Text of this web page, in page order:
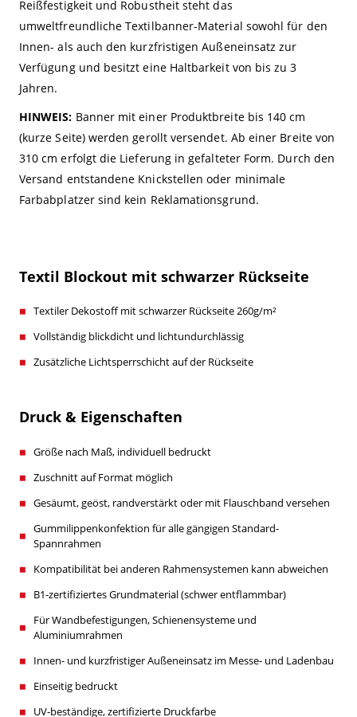
Reißfestigkeit und Robustheit steht das
umweltfreundliche Textilbanner-Material sowohl für den
Innen- als auch den kurzfristigen Außeneinsatz zur
Verfügung und besitzt eine Haltbarkeit von bis zu 3
Jahren.
HINWEIS: Banner mit einer Produktbreite bis 140 cm
(kurze Seite) werden gerollt versendet. Ab einer Breite von
310 cm erfolgt die Lieferung in gefalteter Form. Durch den
Versand entstandene Knickstellen oder minimale
Farbabplatzer sind kein Reklamationsgrund.
Textil Blockout mit schwarzer Rückseite
Textiler Dekostoff mit schwarzer Rückseite 260g/m²
Vollständig blickdicht und lichtundurchlässig
Zusätzliche Lichtsperrschicht auf der Rückseite
Druck & Eigenschaften
Größe nach Maß, individuell bedruckt
Zuschnitt auf Format möglich
Gesäumt, geöst, randverstärkt oder mit Flauschband versehen
Gummilippenkonfektion für alle gängigen Standard-
Spannrahmen
Kompatibilität bei anderen Rahmensystemen kann abweichen
B1-zertifiziertes Grundmaterial (schwer entflammbar)
Für Wandbefestigungen, Schienensysteme und
Aluminiumrahmen
Innen- und kurzfristiger Außeneinsatz im Messe- und Ladenbau
Einseitig bedruckt
UV-beständige, zertifizierte Druckfarbe